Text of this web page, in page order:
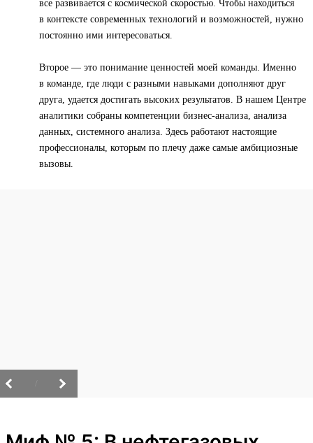
все развивается с космической скоростью. Чтобы находиться
в контексте современных технологий и возможностей, нужно
постоянно ими интересоваться.
Второе — это понимание ценностей моей команды. Именно
в команде, где люди с разными навыками дополняют друг
друга, удается достигать высоких результатов. В нашем Центре
аналитики собраны компетенции бизнес-анализа, анализа
данных, системного анализа. Здесь работают настоящие
профессионалы, которым по плечу даже самые амбициозные
вызовы.